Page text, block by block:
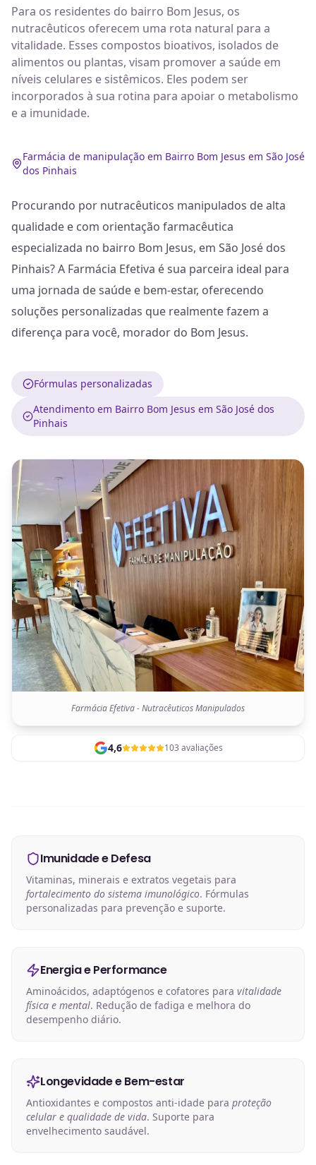
Para os residentes do bairro Bom Jesus, os
nutracêuticos oferecem uma rota natural para a
vitalidade. Esses compostos bioativos, isolados de
alimentos ou plantas, visam promover a saúde em
níveis celulares e sistêmicos. Eles podem ser
incorporados à sua rotina para apoiar o metabolismo
e a imunidade.
Farmácia de manipulação em Bairro Bom Jesus em São José
dos Pinhais
Procurando por nutracêuticos manipulados de alta
qualidade e com orientação farmacêutica
especializada no bairro Bom Jesus, em São José dos
Pinhais? A Farmácia Efetiva é sua parceira ideal para
uma jornada de saúde e bem-estar, oferecendo
soluções personalizadas que realmente fazem a
diferença para você, morador do Bom Jesus.
Fórmulas personalizadas
Atendimento em Bairro Bom Jesus em São José dos
Pinhais
Farmácia Efetiva - Nutracêuticos Manipulados
4,6 103 avaliações
Imunidade e Defesa
Vitaminas, minerais e extratos vegetais para
fortalecimento do sistema imunológico. Fórmulas
personalizadas para prevenção e suporte.
Energia e Performance
Aminoácidos, adaptógenos e cofatores para vitalidade
física e mental. Redução de fadiga e melhora do
desempenho diário.
Longevidade e Bem-estar
Antioxidantes e compostos anti-idade para proteção
celular e qualidade de vida. Suporte para
envelhecimento saudável.